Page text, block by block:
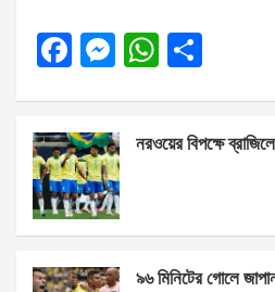
F
b
o
o
k
M
n
g
er
W
s
p
e
নরওয়ের বিপক্ষে
৯৬ মিনিটের গোলে